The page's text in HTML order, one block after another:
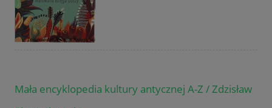
Mała encyklopedia kultury antycznej A-Z / Zdzisław